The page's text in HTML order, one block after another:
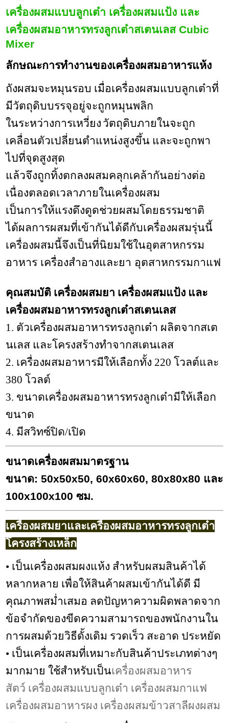
เครื่องผสมแบบลูกเต๋า เครื่องผสมแป้ง และ
เครื่องผสมอาหารทรงลูกเต๋าสเตนเลส Cubic
Mixer
ลักษณะการทำงานของเครื่องผสมอาหารแห้ง
ถังผสมจะหมุนรอบ เมื่อเครื่องผสมแบบลูกเต๋าที่
มีวัตถุดิบบรรจุอยู่จะถูกหมุนพลิก
ในระหว่างการเหวี่ยง วัตถุดิบภายในจะถูก
เคลื่อนตัวเปลี่ยนตำแหน่งสูงขึ้น และจะถูกพา
ไปที่จุดสูงสุด
แล้วจึงถูกทิ้งตกลงผสมคลุกเคล้ากันอย่างต่อ
เนื่องตลอดเวลาภายในเครื่องผสม
เป็นการให้แรงดึงดูดช่วยผสมโดยธรรมชาติ
ได้ผลการผสมที่เข้ากันได้ดีกับเครื่องผสมรุ่นนี้
เครื่องผสมนี้จึงเป็นที่นิยมใช้ในอุตสาหกรรม
อาหาร เครื่องสำอางและยา อุตสาหกรรมกาแฟ
คุณสมบัติ เครื่องผสมยา เครื่องผสมแป้ง และ
เครื่องผสมอาหารทรงลูกเต๋าสเตนเลส
1. ตัวเครื่องผสมอาหารทรงลูกเต๋า ผลิตจากสเต
นเลส และโครงสร้างทำจากสเตนเลส
2. เครื่องผสมอาหารมีให้เลือกทั้ง 220 โวลต์และ
380 โวลต์
3. ขนาดเครื่องผสมอาหารทรงลูกเต๋ามีให้เลือก
ขนาด
4. มีสวิทซ์ปิด/เปิด
ขนาดเครื่องผสมมาตรฐาน
ขนาด: 50x50x50, 60x60x60, 80x80x80 และ
100x100x100 ซม.
เครื่องผสมยาและเครื่องผสมอาหารทรงลูกเต๋า
โครงสร้างเหล็ก
• เป็นเครื่องผสมผงแห้ง สำหรับผสมสินค้าได้
หลากหลาย เพื่อให้สินค้าผสมเข้ากันได้ดี มี
คุณภาพสม่ำเสมอ ลดปัญหาความผิดพลาดจาก
ข้อจำกัดของขีดความสามารถของพนักงานใน
การผสมด้วยวิธีดั้งเดิม รวดเร็ว สะอาด ประหยัด
• เป็นเครื่องผสมที่เหมาะกับสินค้าประเภทต่างๆ
มากมาย ใช้สำหรับเป็นเครื่องผสมอาหาร
สัตว์ เครื่องผสมแบบลูกเต๋า เครื่องผสมกาแฟ
เครื่องผสมอาหารผง เครื่องผสมข้าวสาลีผงผสม